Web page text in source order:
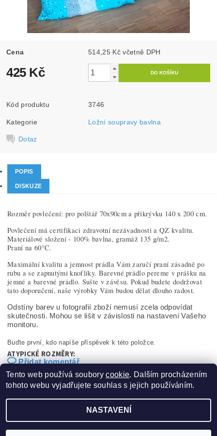
Cena 514,25 Kč včetně DPH
425 Kč
Kód produktu 3746
Kategorie Ložní soupravy bavlna
Dotaz
POPIS
DISKUZE
Rozměr povlečení: pro polštář 70x90cm a přikrývku 140 x 200 cm.
Povlečení má certifikaci zdravotní nezávadnosti a QZ kvalitu.
Materiálové složení - 100% bavlna, gramáž 135 g/m2.
Praní na 60°C.
Maximální kvalitu a jemnost prádla Vám zaručí praní zásadně po
rubu a se zapnutými knoflíky. Barevné prádlo pereme v prášku na
jemné a barevné prádlo. Sušte v závěsu. Pokud budete dodržovat
tato doporučení, naše výrobky Vám budou dělat dlouho radost.
Odstíny barev u fotografií zboží nemusí zcela odpovídat
skutečnosti. Mohou se lišit v závislosti na nastavení Vašeho
monitoru.
ATYPICKÉ ROZMĚRY:
cenovou kalkulaci nás neváhejte kontaktovat.
Buďte první, kdo napíše příspěvek k této položce.
Přidat komentář
2026 ©Sucom production s.r.o., všechna práva vyhrazena
Tento web používá souborycookie. Dalším procházením
tohoto webu vyjadřujete souhlas s jejich používáním.
NASTAVENÍ